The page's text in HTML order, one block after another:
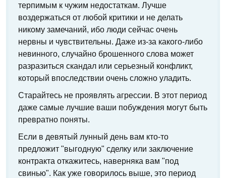
терпимым к чужим недостаткам. Лучше
воздержаться от любой критики и не делать
никому замечаний, ибо люди сейчас очень
нервны и чувствительны. Даже из-за какого-либо
невинного, случайно брошенного слова может
разразиться скандал или серьезный конфликт,
который впоследствии очень сложно уладить.
Старайтесь не проявлять агрессии. В этот период
даже самые лучшие ваши побуждения могут быть
превратно поняты.
Если в девятый лунный день вам кто-то
предложит "выгодную" сделку или заключение
контракта откажитесь, наверняка вам "под
свинью". Как уже говорилось выше, это период